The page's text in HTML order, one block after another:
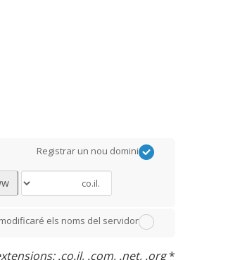
Registrar un nou domini
els noms del servidor
*
.co.il, .com, .net, .org